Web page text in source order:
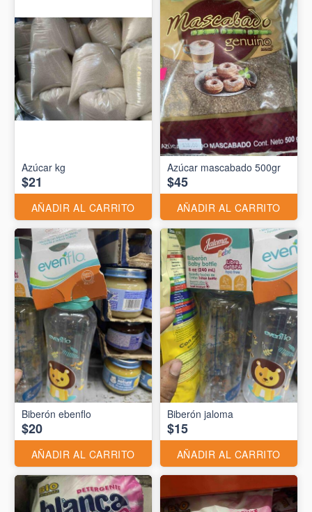
Azúcar kg
$21
AÑADIR AL CARRITO
Azúcar mascabado 500gr
$45
AÑADIR AL CARRITO
Biberón ebenflo
$20
AÑADIR AL CARRITO
Biberón jaloma
$15
AÑADIR AL CARRITO